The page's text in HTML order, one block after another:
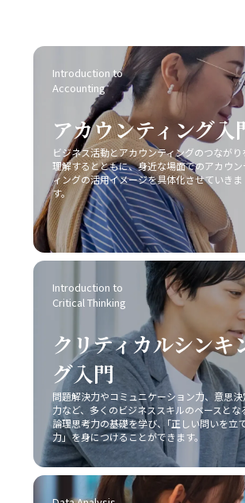
ション能力の向上に直結します。これにより
噛み合わない状況を未然に防ぎ、また発生し
速かつ効果的に対処できる基盤を作ること
す。最終的に、若手ビジネスマンにとって
方的なコミュニケーションではなく、双方
共有しあう姿勢です。今回ご紹介したポイ
「仕事で話が噛み合わない人との対処法」を
取り入れることで、組織内の信頼関係の再
の向上を実現できるでしょう。常に自己のコ
ョンスキルを磨き、効果的な意思疎通を心が
ビジネスパーソンとしての成長に直結する重
ります。
がどのような「場」か、つまり使用する媒体
た戦略も大切です。対面での会議、電話会議
ンラインミーティングなど、ツールや場面ご
ミュニケーションの方法が存在します。そ
の持つ特性や限界を理解し、状況に合わせ
必要不可欠となります。こうした注意点を踏
のコミュニケーション能力を継続的にブラッ
ていくことが、キャリアの成長に繋がるのです。 ま
本記事では、「ビジネスにおけるコミュニ
力」における重要性と、その構成要素、さら
現場での実践方法と注意点について解説しま
ジネスにおいて、コミュニケーションは単な
はなく、相手に行動変容を促すための極め
であり、論理的思考、感情表現、非言語的伝
況に応じた柔軟な対応が求められます。特に
スマンはこの能力を磨くことで、上司や同僚
外のステークホルダーとの信頼関係を築き
績向上や自らのキャリアアップに直結させ
なります。 また、コミュニケーションの成功は意識的な目
的設定と適切な手法の選択に依存するため
中で自らの発言や対話を振り返り、どのよ
っているかを検証する姿勢が不可欠です。
ンとしては、まずは基本的なスキルを習得し
ながら「論理」と「感情」のバランスを追
信頼構築および成果創出への近道であると言
も、技術の進化とグローバル化が進む中で
ニケーション手法を状況に応じて使い分け
フォン市場におけるモトローラの事例では
化に失敗し、急激な技術革新に乗り遅れて
を招きました。また、日産自動車は過度なコ
により品質低下とブランドイメージの低下
激戦区でのシェア確保に大きな課題を突きつ
た。これらの事例は、レッドオーシャンの
は、単なるコスト削減や市場模倣だけでは
明確な差別化戦略と自社の独自性の追求が不
とを示しています。 レッドオーシャンとブルーオーシャン
の使い分け レッドオーシャン市場における戦略と対比し
て、ブルーオーシャン戦略は競争のない新た
を目指すアプローチです。ブルーオーシャン
場の枠にとらわれずに新規需要を発掘するこ
るため、一見すると魅力的な選択肢に映り
どちらの戦略を採用するかは、自社の経営
らには市場環境の成熟度によって大きく左右
慎重な分析が求められます。レッドオーシ
おいては、既存市場で確固たる地位を築く
自社の独自性を打ち出し、競合他社との差
るかが非常に重要な要素となります。 具体例として、大手
家電メーカーが技術力と広範な販売網とい
がらも、成熟市場での競争に挑むケースや
業が限定されたリソースを最大限に活かし
新たな需要を創造するケースなど、各企業
応じた戦略を展開しています。このような事
の市場戦略を採るにしても、常に自社の強
両面を的確に把握し、その上でレッドオー
を実践することが成功の鍵であることが明らかで
切なサポートを受けながら、自己管理能力
とが求められます。このように、先延ばし癖
なる行動パターンの問題を超えて、複雑な
要因が絡み合っているため、多角的な視点
要不可欠です。 ビジネス現場では、タスク
る仕組みや、効率的なスケジュール管理シ
推奨されています。現代のITツールを活用し
ー機能やタイムマネジメントアプリを上手
で、先延ばし癖を改善する一助となります
したツールも万能ではなく、自身の内面的な
い、根本的な解決策を模索しなければ、「後
は真の意味で実現されないでしょう。 まとめ 「後回し癖
の改善」は、20代の若手ビジネスマンにと
なテーマです。タスクの先延ばしは、自己
ストレスの蓄積、生産性の低下、さらにはキ
機会の逸失といった深刻な影響を及ぼしま
自己管理能力の向上を図るためには、まず
的背景や業務環境を冷静に分析することが
た、具体的な改善策としては、以下の8つの
あると考えられます。 まず、「とりあえずは
というシンプルながらも強力な方法があり
歩を踏み出すことで、徐々にタスクへの抵
降の作業がスムーズに進む効果が期待できま
単に実行可能なタスクから取り掛かることに
験を積み重ねる点も重要です。成功体験は
やがて大きな課題に対しても積極的に取り
ります。 さらに、やるべきタスクに専念で
Introduction to
Accounting
アカウンティング入
ビジネス活動とアカウンティングのつながり
理解するとともに、身近な場面でのアカウン
ィングの活用イメージを具体化させていきま
す。
Introduction to
Critical Thinking
クリティカルシンキ
グ入門
問題解決力やコミュニケーション力、意思決
力など、多くのビジネススキルのベースとな
論理思考力の基礎を学び、｢正しい問いを立
力」を身につけることができます。